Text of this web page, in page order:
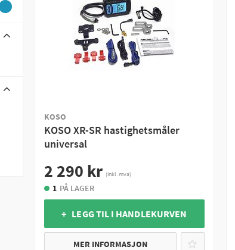
KOSO
KOSO XR-SR hastighetsmåler
universal
2 290 kr (inkl. mva)
1 PÅ LAGER
+ LEGG TIL I HANDLEKURVEN
MER INFORMASJON